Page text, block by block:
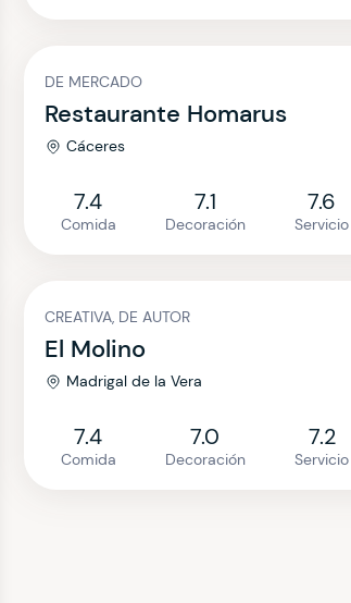
DE MERCADO
Restaurante Homarus
Cáceres
7.4
Comida
7.1
Decoración
7.6
Servicio
CREATIVA, DE AUTOR
El Molino
Madrigal de la Vera
7.4
Comida
7.0
Decoración
7.2
Servicio